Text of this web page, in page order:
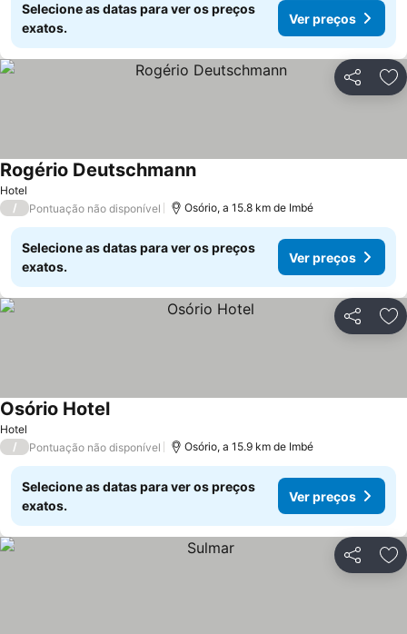
Selecione as datas para ver os preços
exatos.
Ver preços
Partilhar
Hotel
Rogério Deutschmann
/ Pontuação não disponível Osório, a 15.8 km de Imbé
Selecione as datas para ver os preços
exatos.
Ver preços
Partilhar
Hotel
Osório Hotel
/ Pontuação não disponível Osório, a 15.9 km de Imbé
Selecione as datas para ver os preços
exatos.
Ver preços
Partilhar